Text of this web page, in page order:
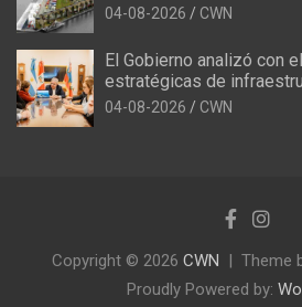
04-08-2026 CWN
El Gobierno analizó con
estratégicas de
04-08-2026 CWN
Copyright © 2026 CWN Theme
Proudly Powered by: